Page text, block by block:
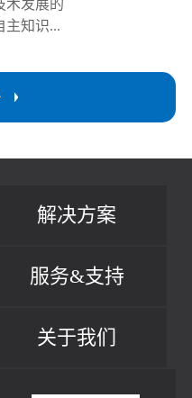
术发展的
主知识...
解决方案
服务&支持
关于我们